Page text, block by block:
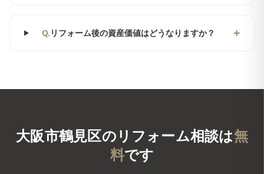
Q. リフォーム後の資産価値はどうなりますか？ +
大阪市鶴見区のリフォーム相談は無
料です